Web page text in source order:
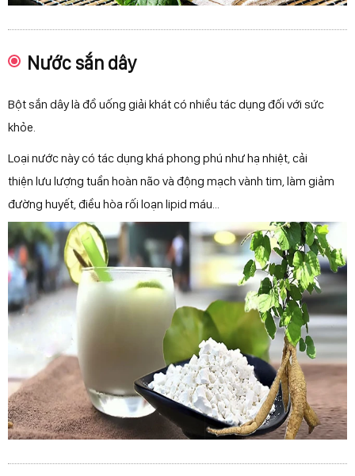
Nước sắn dây
Bột sắn dây là đồ uống giải khát có nhiều tác dụng đối với sức
khỏe.
Loại nước này có tác dụng khá phong phú như hạ nhiệt, cải
thiện lưu lượng tuần hoàn não và động mạch vành tim, làm giảm
đường huyết, điều hòa rối loạn lipid máu...